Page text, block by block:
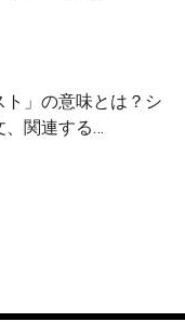
」の意味とは？シ
、関連する…